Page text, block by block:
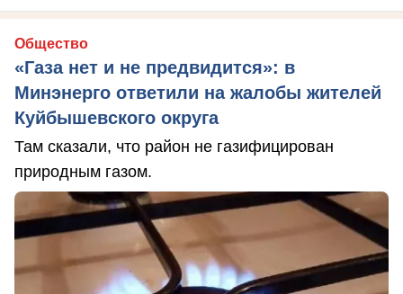
Общество
«Газа нет и не предвидится»: в
Минэнерго ответили на жалобы жителей
Куйбышевского округа
Там сказали, что район не газифицирован
природным газом.